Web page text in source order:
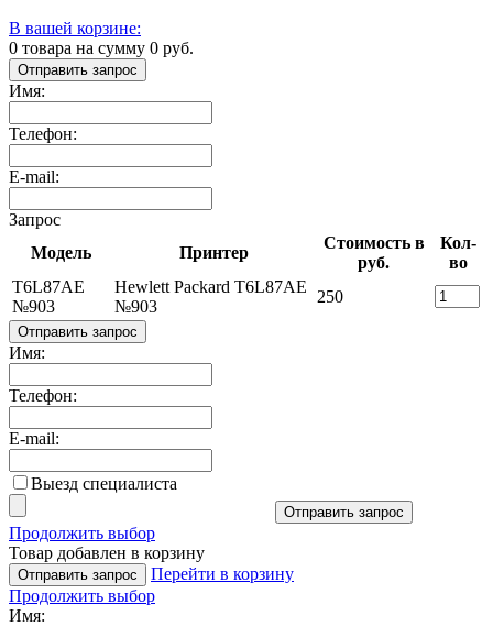
В вашей корзине:
0 товара на сумму 0 руб.
Отправить запрос
Имя:
Телефон:
E-mail:
Запрос
Модель
Принтер
Стоимость в
руб.
Кол-
во
T6L87AE
№903
Hewlett Packard T6L87AE
№903
250
Отправить запрос
Имя:
Телефон:
E-mail:
Выезд специалиста
Отправить запрос
Продолжить выбор
Товар добавлен в корзину
Отправить запрос
Перейти в корзину
Продолжить выбор
Имя: